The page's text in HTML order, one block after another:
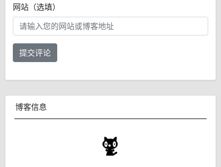
网站（选填）
提交评论
博客信息